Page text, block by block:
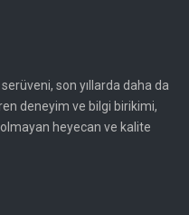
son yıllarda daha da
deneyim ve bilgi birikimi,
heyecan ve kalite